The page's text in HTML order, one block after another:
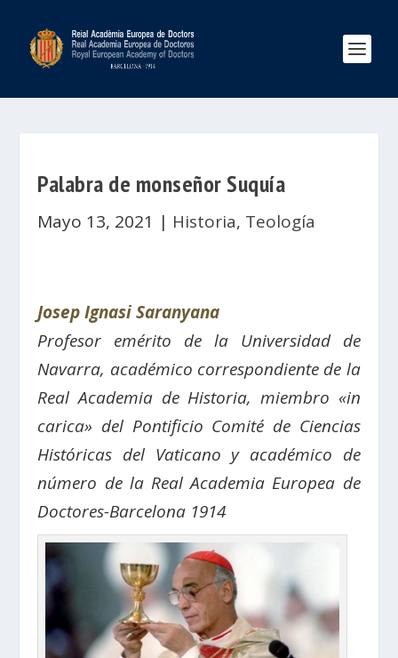
Palabra de monseñor Suquía
Mayo 13, 2021 | Historia, Teología
Josep Ignasi Saranyana
Profesor emérito de la Universidad de
Navarra, académico correspondiente de la
Real Academia de Historia, miembro «in
carica» ​​del Pontificio Comité de Ciencias
Históricas del Vaticano y académico de
número de la Real Academia Europea de
Doctores-Barcelona 1914